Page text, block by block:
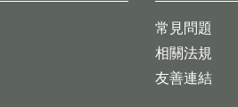
常見問題
相關法規
友善連結